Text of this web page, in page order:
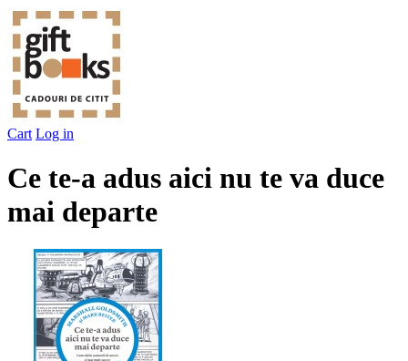
Cart Log in
Ce te-a adus aici nu te va duce
mai departe